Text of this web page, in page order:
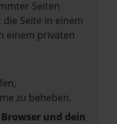
Seiten
Seite in einem
einem privaten
zu beheben.
und dein